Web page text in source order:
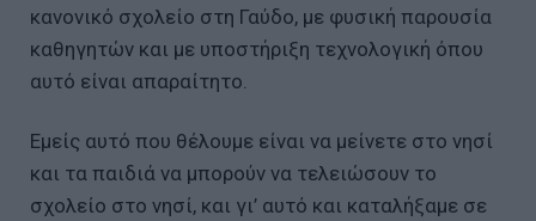
κανονικό σχολείο στη Γαύδο, με φυσική παρουσία
καθηγητών και με υποστήριξη τεχνολογική όπου
αυτό είναι απαραίτητο.
Εμείς αυτό που θέλουμε είναι να μείνετε στο νησί
και τα παιδιά να μπορούν να τελειώσουν το
σχολείο στο νησί, και γι’ αυτό και καταλήξαμε σε